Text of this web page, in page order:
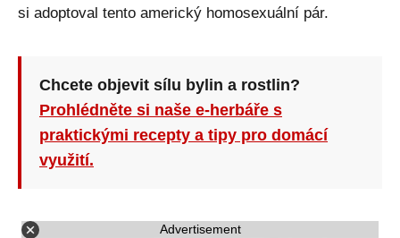
si adoptoval tento americký homosexuální pár.
Chcete objevit sílu bylin a rostlin?
Prohlédněte si naše e-herbáře s
praktickými recepty a tipy pro domácí
využití.
Advertisement